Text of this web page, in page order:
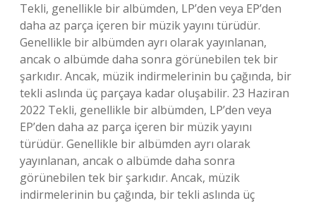
Tekli, genellikle bir albümden, LP’den veya EP’den
daha az parça içeren bir müzik yayını türüdür.
Genellikle bir albümden ayrı olarak yayınlanan,
ancak o albümde daha sonra görünebilen tek bir
şarkıdır. Ancak, müzik indirmelerinin bu çağında, bir
tekli aslında üç parçaya kadar oluşabilir. 23 Haziran
2022 Tekli, genellikle bir albümden, LP’den veya
EP’den daha az parça içeren bir müzik yayını
türüdür. Genellikle bir albümden ayrı olarak
yayınlanan, ancak o albümde daha sonra
görünebilen tek bir şarkıdır. Ancak, müzik
indirmelerinin bu çağında, bir tekli aslında üç